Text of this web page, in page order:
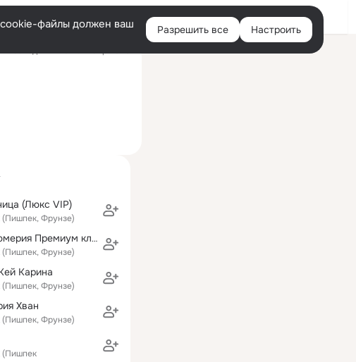
Войти
cookie-файлы должен ваш
Разрешить все Настроить
(Люкс VIP)
(Пишпек, Фрунзе)
Парфюмерия Премиум класса ESSENS
(Пишпек, Фрунзе)
Карина
(Пишпек, Фрунзе)
Хван
(Пишпек, Фрунзе)
(Пишпек